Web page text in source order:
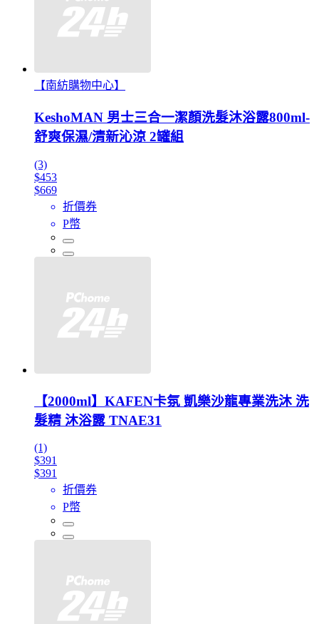
【南紡購物中心】
KeshoMAN 男士三合一潔顏洗髮沐浴露800ml-
舒爽保濕/清新沁涼 2罐組
(3)
$453
$669
折價券
P幣
【2000ml】KAFEN卡氛 凱樂沙龍專業洗沐 洗
髮精 沐浴露 TNAE31
(1)
$391
$391
折價券
P幣